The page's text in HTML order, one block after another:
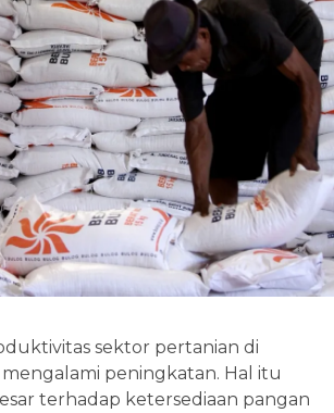
sektor pertanian di
peningkatan. Hal itu
terhadap ketersediaan pangan